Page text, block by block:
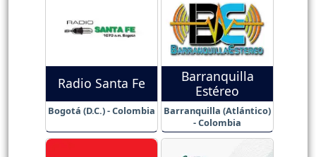
Radio Santa Fe
Bogotá (D.C.) - Colombia
Barranquilla
Estéreo
Barranquilla (Atlántico)
- Colombia